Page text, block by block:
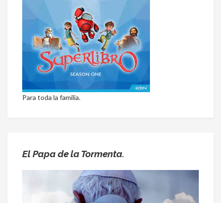
Para toda la familia.
El Papa de la Tormenta.